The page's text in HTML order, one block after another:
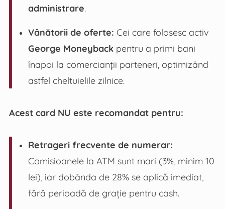
administrare.
Vânătorii de oferte: Cei care folosesc activ
George Moneybackpentru a primi bani
înapoi la comercianții parteneri, optimizând
astfel cheltuielile zilnice.
Acest card NU este recomandat pentru:
Retrageri frecvente de numerar:
Comisioanele la ATM sunt mari (3%, minim 10
lei), iar dobânda de 28% se aplică imediat,
fără perioadă de grație pentru cash.